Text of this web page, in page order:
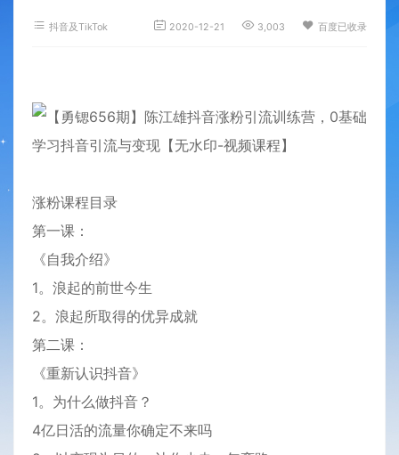
抖音及TikTok 2020-12-21 3,003 百度已收录
涨粉课程目录
第一课：
《自我介绍》
1。浪起的前世今生
2。浪起所取得的优异成就
第二课：
《重新认识抖音》
1。为什么做抖音？
4亿日活的流量你确定不来吗